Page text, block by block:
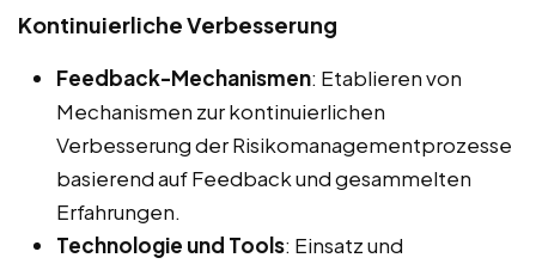
Kontinuierliche Verbesserung
Feedback-Mechanismen: Etablieren von
Mechanismen zur kontinuierlichen
Verbesserung der Risikomanagementprozesse
basierend auf Feedback und gesammelten
Erfahrungen.
Technologie und Tools: Einsatz und